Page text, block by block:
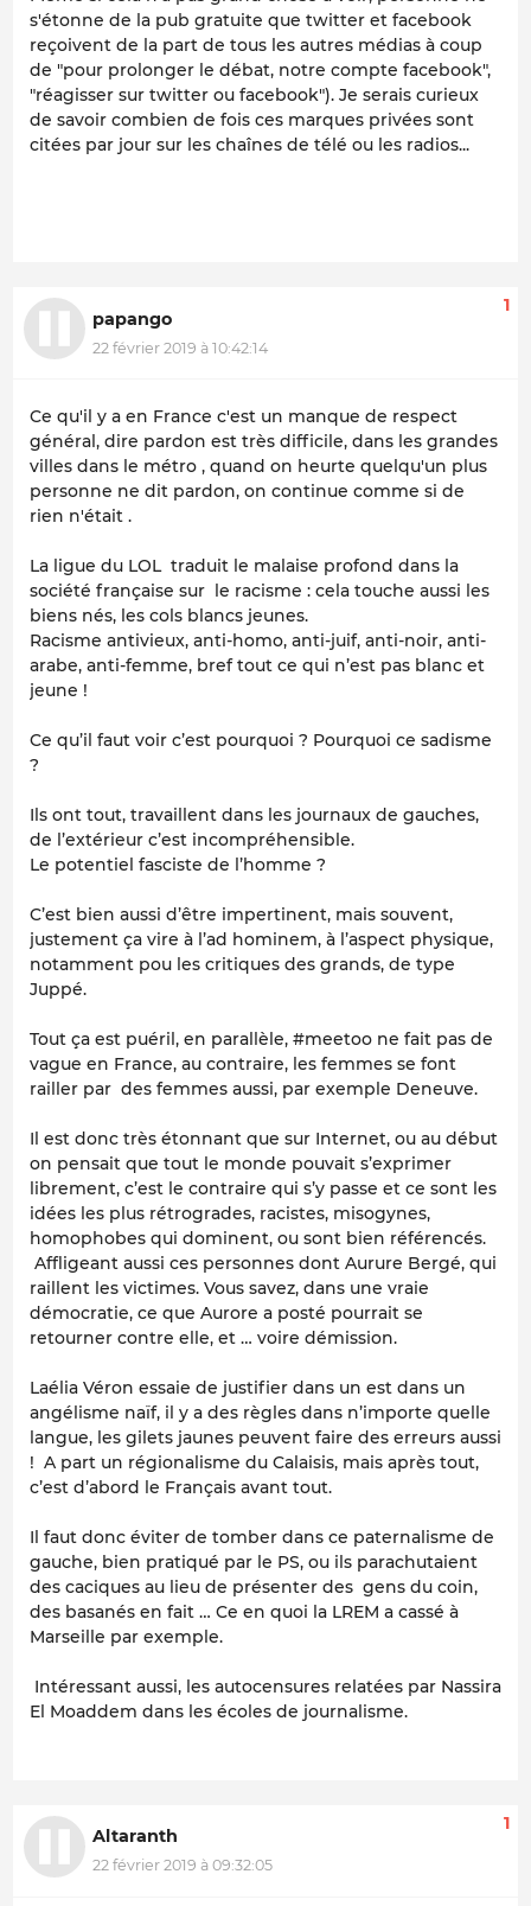
s'étonne de la pub gratuite que twitter et facebook
reçoivent de la part de tous les autres médias à coup
de "pour prolonger le débat, notre compte facebook",
"réagisser sur twitter ou facebook"). Je serais curieux
de savoir combien de fois ces marques privées sont
citées par jour sur les chaînes de télé ou les radios...
papango
22 février 2019 à 10:42:14
1
Ce qu'il y a en France c'est un manque de respect
général, dire pardon est très difficile, dans les grandes
villes dans le métro , quand on heurte quelqu'un plus
personne ne dit pardon, on continue comme si de
rien n'était .
La ligue du LOL traduit le malaise profond dans la
société française sur le racisme : cela touche aussi les
biens nés, les cols blancs jeunes.
Racisme antivieux, anti-homo, anti-juif, anti-noir, anti-
arabe, anti-femme, bref tout ce qui n’est pas blanc et
jeune !
Ce qu’il faut voir c’est pourquoi ? Pourquoi ce sadisme
?
Ils ont tout, travaillent dans les journaux de gauches,
de l’extérieur c’est incompréhensible.
Le potentiel fasciste de l’homme ?
C’est bien aussi d’être impertinent, mais souvent,
justement ça vire à l’ad hominem, à l’aspect physique,
notamment pou les critiques des grands, de type
Juppé.
Tout ça est puéril, en parallèle, #meetoo ne fait pas de
vague en France, au contraire, les femmes se font
railler par des femmes aussi, par exemple Deneuve.
Il est donc très étonnant que sur Internet, ou au début
on pensait que tout le monde pouvait s’exprimer
librement, c’est le contraire qui s’y passe et ce sont les
idées les plus rétrogrades, racistes, misogynes,
homophobes qui dominent, ou sont bien référencés.
Affligeant aussi ces personnes dont Aurure Bergé, qui
raillent les victimes. Vous savez, dans une vraie
démocratie, ce que Aurore a posté pourrait se
retourner contre elle, et … voire démission.
Laélia Véron essaie de justifier dans un est dans un
angélisme naïf, il y a des règles dans n’importe quelle
langue, les gilets jaunes peuvent faire des erreurs aussi
! A part un régionalisme du Calaisis, mais après tout,
c’est d’abord le Français avant tout.
Il faut donc éviter de tomber dans ce paternalisme de
gauche, bien pratiqué par le PS, ou ils parachutaient
des caciques au lieu de présenter des gens du coin,
des basanés en fait … Ce en quoi la LREM a cassé à
Marseille par exemple.
Intéressant aussi, les autocensures relatées par Nassira
El Moaddem dans les écoles de journalisme.
Altaranth
22 février 2019 à 09:32:05
1